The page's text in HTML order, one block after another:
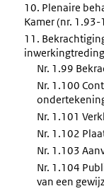
10. Plenaire
Kamer (nr. 1.93-
11.
Nr. 1.99
Nr. 1.100
Nr. 1.101
Nr. 1.102
Nr. 1.103
Nr. 1.104
van een